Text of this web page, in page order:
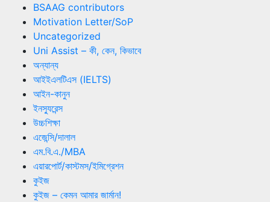
BSAAG contributors
Motivation Letter/SoP
Uncategorized
Uni Assist – কী, কেন, কিভাবে
অন্যান্য
আইইএলটিএস (IELTS)
আইন-কানুন
ইনস্যুরেন্স
উচ্চশিক্ষা
এজেন্সি/দালাল
এম.বি.এ./MBA
এয়ারপোর্ট/কাস্টমস/ইমিগ্রেশন
কুইজ
কুইজ – কেমন আমার জার্মান!